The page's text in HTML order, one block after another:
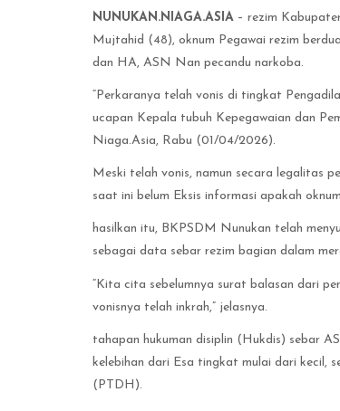
NUNUKAN.NIAGA.ASIA – rezim
Mujtahid (48), oknum Pegawai rezim
dan HA, ASN Nan pecandu narkoba.
“Perkaranya telah vonis di tingkat
ucapan Kepala tubuh Kepegawaian dan
Niaga.Asia, Rabu (01/04/2026).
Meski telah vonis, namun secara legalitas
saat ini belum Eksis informasi apakah
hasilkan itu, BKPSDM Nunukan telah
sebagai data sebar rezim bagian dalam
“Kita cita sebelumnya surat balasan dari
vonisnya telah inkrah,” jelasnya.
tahapan hukuman disiplin (Hukdis) sebar
kelebihan dari Esa tingkat mulai dari kecil,
(PTDH).